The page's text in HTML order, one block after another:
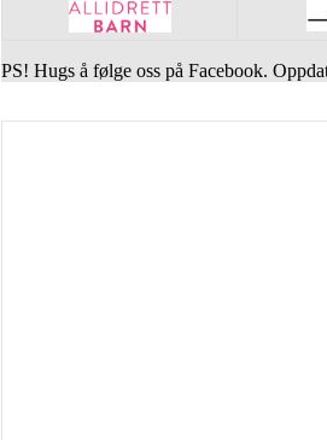
PS! Hugs å følge oss på Facebook.